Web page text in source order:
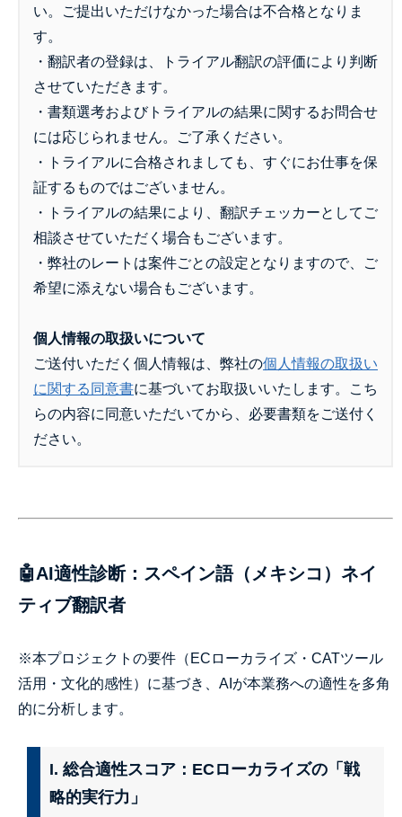
い。ご提出いただけなかった場合は不合格となりま
す。
・翻訳者の登録は、トライアル翻訳の評価により判断
させていただきます。
・書類選考およびトライアルの結果に関するお問合せ
には応じられません。ご了承ください。
・トライアルに合格されましても、すぐにお仕事を保
証するものではございません。
・トライアルの結果により、翻訳チェッカーとしてご
相談させていただく場合もございます。
・弊社のレートは案件ごとの設定となりますので、ご
希望に添えない場合もございます。
個人情報の取扱いについて
ご送付いただく個人情報は、弊社の個人情報の取扱い
に関する同意書に基づいてお取扱いいたします。こち
らの内容に同意いただいてから、必要書類をご送付く
ださい。
🤖AI適性診断：スペイン語（メキシコ）ネイ
ティブ翻訳者
※本プロジェクトの要件（ECローカライズ・CATツール
活用・文化的感性）に基づき、AIが本業務への適性を多角
的に分析します。
I. 総合適性スコア：ECローカライズの「戦
略的実行力」